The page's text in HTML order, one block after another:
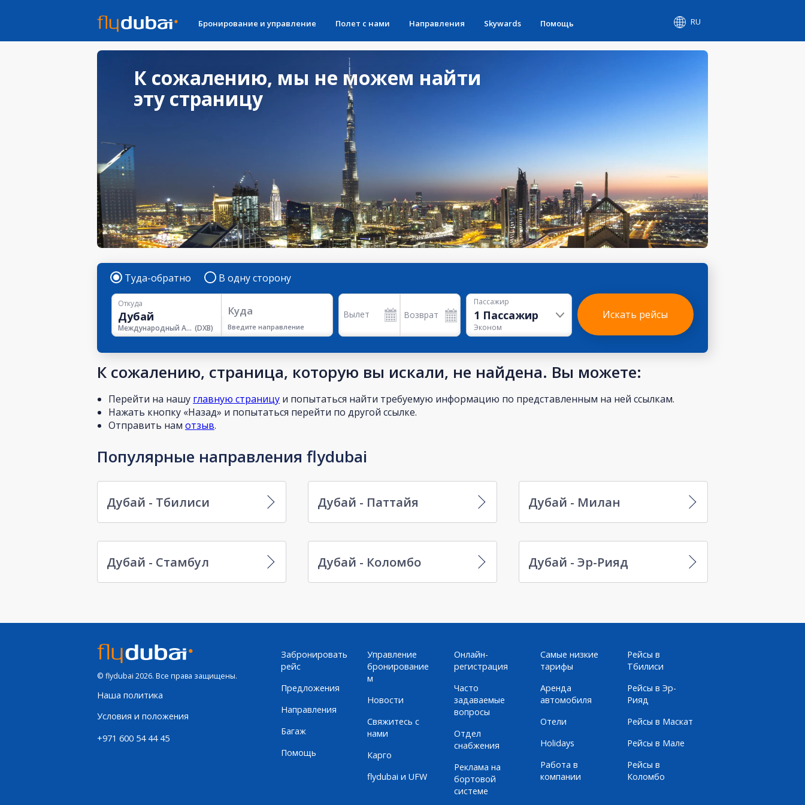
Бронирование и управление Полет с нами Направления Skywards Помощь RU
К сожалению, мы не можем найти
эту страницу
Туда-обратно В одну сторону
Откуда
Международный Аэропорт Дубая (DXB)
Куда
Введите направление
Вылет Возврат
Пассажир
1 Пассажир
Эконом
Искать рейсы
К сожалению, страница, которую вы искали, не найдена. Вы можете:
Перейти на нашу главную страницу и попытаться найти требуемую информацию по представленным на ней ссылкам.
Нажать кнопку «Назад» и попытаться перейти по другой ссылке.
Отправить нам отзыв.
Популярные направления flydubai
Дубай - Тбилиси Дубай - Паттайя Дубай - Милан
Дубай - Стамбул Дубай - Коломбо Дубай - Эр-Рияд
© flydubai 2026. Все права защищены.
Наша политика
Условия и положения
+971 600 54 44 45
Забронировать
рейс
Предложения
Направления
Багаж
Помощь
Управление
бронирование
м
Новости
Свяжитесь с
нами
Карго
flydubai и UFW
Онлайн-
регистрация
Часто
задаваемые
вопросы
Отдел
снабжения
Реклама на
бортовой
системе
Самые низкие
тарифы
Аренда
автомобиля
Отели
Holidays
Работа в
компании
Рейсы в
Тбилиси
Рейсы в Эр-
Рияд
Рейсы в Маскат
Рейсы в Мале
Рейсы в
Коломбо